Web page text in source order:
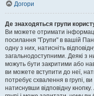
Догори
Де знаходяться групи
Ви можете отримати
посилання "Групи" в вашій
одну з них, натисніть
загальнодоступними. Деякі з
можуть бути закритими або
ви можете вступити до неї,
потребує схвалення в групі,
натиснувши відповідну